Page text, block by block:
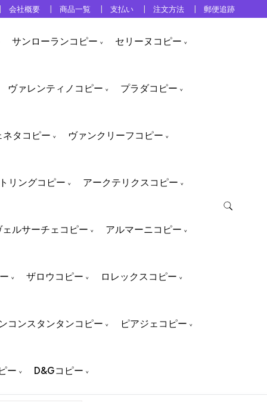
会社概要 商品一覧 支払い 注文方法 郵便追跡
サンローランコピー セリーヌコピー
ヴァレンティノコピー プラダコピー
タコピー ヴァンクリーフコピー
リングコピー アークテリクスコピー
ェルサーチェコピー アルマーニコピー
ザロウコピー ロレックスコピー
コンスタンタンコピー ピアジェコピー
ー D&Gコピー